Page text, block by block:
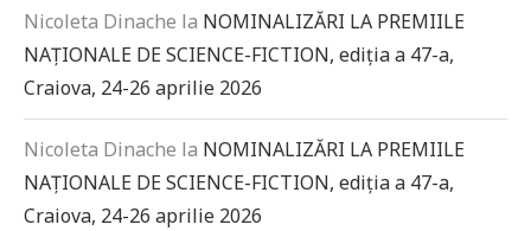
Nicoleta Dinache la NOMINALIZĂRI LA PREMIILE
NAȚIONALE DE SCIENCE-FICTION, ediția a 47-a,
Craiova, 24-26 aprilie 2026
Nicoleta Dinache la NOMINALIZĂRI LA PREMIILE
NAȚIONALE DE SCIENCE-FICTION, ediția a 47-a,
Craiova, 24-26 aprilie 2026